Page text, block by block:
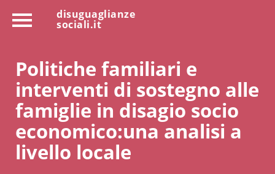
disuguaglianze
sociali.it
Politiche familiari e
interventi di sostegno alle
famiglie in disagio socio
economico:una analisi a
livello locale